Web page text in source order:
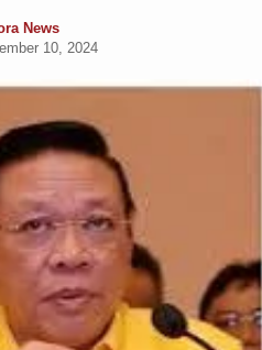
News
10, 2024